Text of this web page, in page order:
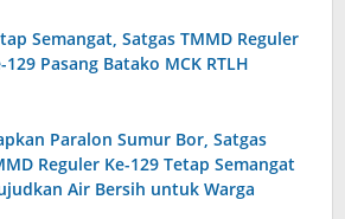
Semangat, Satgas TMMD Reguler
129 Pasang Batako MCK RTLH
Paralon Sumur Bor, Satgas
Reguler Ke-129 Tetap Semangat
Air Bersih untuk Warga